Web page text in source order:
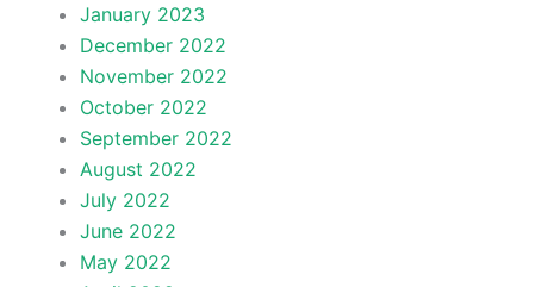
January 2023
December 2022
November 2022
October 2022
September 2022
August 2022
July 2022
June 2022
May 2022